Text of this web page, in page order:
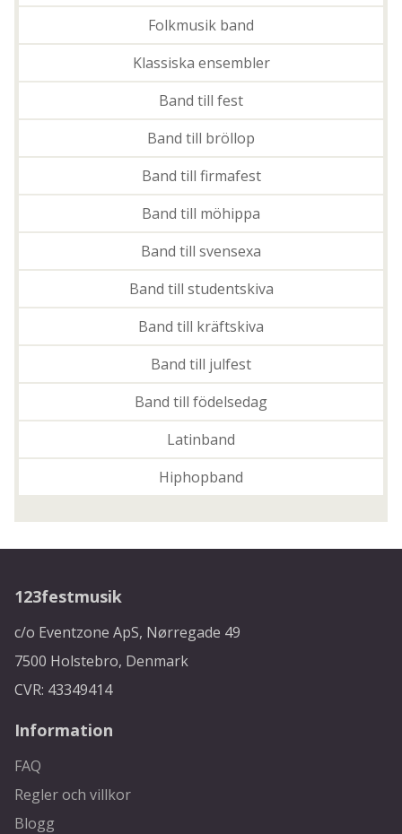
Folkmusik band
Klassiska ensembler
Band till fest
Band till bröllop
Band till firmafest
Band till möhippa
Band till svensexa
Band till studentskiva
Band till kräftskiva
Band till julfest
Band till födelsedag
Latinband
Hiphopband
123festmusik
c/o Eventzone ApS, Nørregade 49
7500 Holstebro, Denmark
CVR: 43349414
Information
FAQ
Regler och villkor
Blogg